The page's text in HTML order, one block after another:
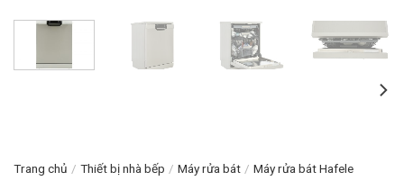
Trang chủ / Thiết bị nhà bếp / Máy rửa bát / Máy rửa bát Hafele